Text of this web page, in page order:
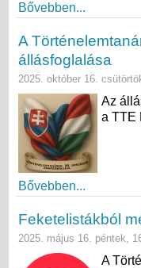
Bővebben...
A
állásfoglalása
2025. október 16.
Az
a TTE
Bővebben...
Feketelistákból
2025. május 16. péntek,
A